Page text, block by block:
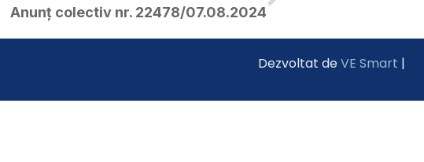
Anunț colectiv nr. 22478/07.08.2024
Dezvoltat deVE Smart |